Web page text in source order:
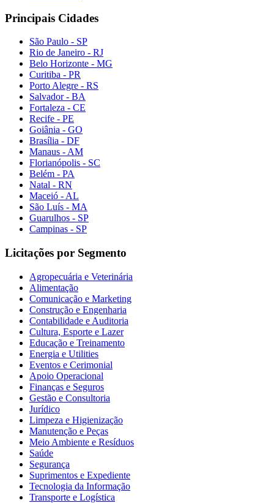
Principais Cidades
São Paulo - SP
Rio de Janeiro - RJ
Belo Horizonte - MG
Curitiba - PR
Porto Alegre - RS
Salvador - BA
Fortaleza - CE
Recife - PE
Goiânia - GO
Brasília - DF
Manaus - AM
Florianópolis - SC
Belém - PA
Natal - RN
Maceió - AL
São Luís - MA
Guarulhos - SP
Campinas - SP
Licitações por Segmento
Agropecuária e Veterinária
Alimentação
Comunicação e Marketing
Construção e Engenharia
Contabilidade e Auditoria
Cultura, Esporte e Lazer
Educação e Treinamento
Energia e Utilities
Eventos e Cerimonial
Apoio Operacional
Finanças e Seguros
Gestão e Consultoria
Jurídico
Limpeza e Higienização
Manutenção e Peças
Meio Ambiente e Resíduos
Saúde
Segurança
Suprimentos e Expediente
Tecnologia da Informação
Transporte e Logística